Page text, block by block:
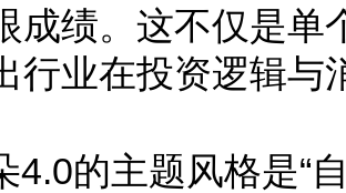
成绩。这不仅是单
行业在投资逻辑与
4.0的主题风格是“